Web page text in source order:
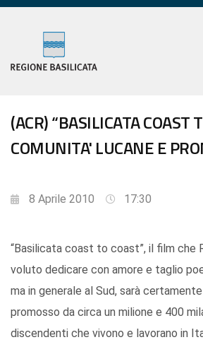
(ACR) “BASILICATA COAST
COMUNITA' LUCANE E
8 Aprile 2010 17:30
“Basilicata coast to coast”, il film che
voluto dedicare con amore e taglio
ma in generale al Sud, sarà
promosso da circa un milione e 400
discendenti che vivono e lavorano in